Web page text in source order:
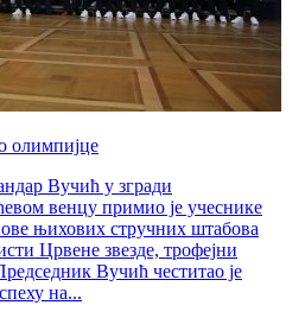
олимпијце
Вучић у згради
венцу примио је учеснике
њихових стручних штабова
Црвене звезде, трофејни
Вучић честитао је
на...